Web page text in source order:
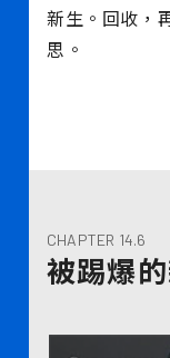
新生。回收，
思。
CHAPTER 14.6
被踢爆